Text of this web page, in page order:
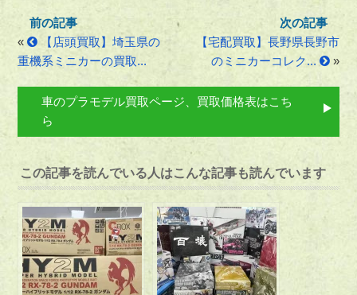
«
【店頭買取】埼玉県の
重機系ミニカーの買取...
【宅配買取】長野県長野市
のミニカーコレク...
»
車のプラモデル買取ページ、買取価格表はこち
ら
この記事を読んでいる人はこんな記事も読んでいます